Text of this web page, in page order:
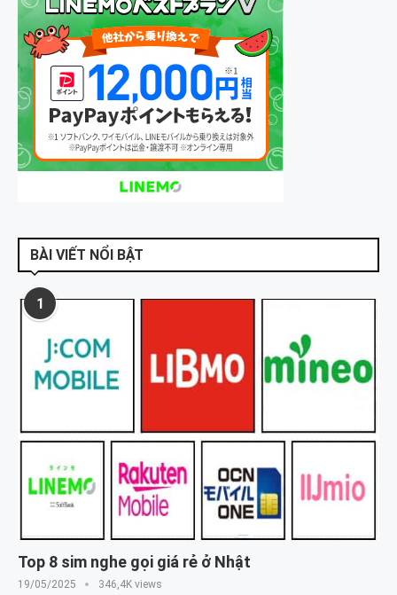
BÀI VIẾT NỔI BẬT
1
Top 8 sim nghe gọi giá rẻ ở Nhật
19/05/2025 346,4K views